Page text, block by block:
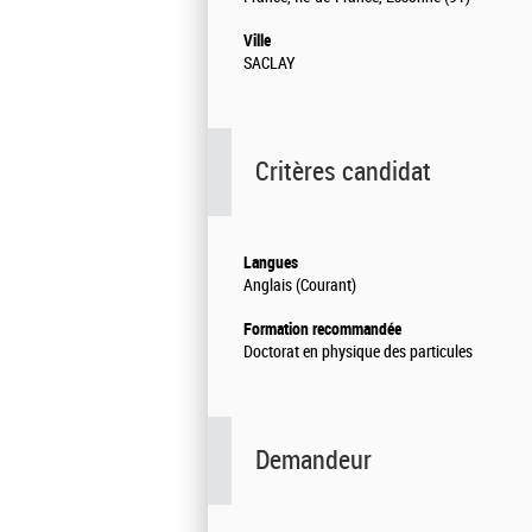
Ville
SACLAY
Critères candidat
Langues
Anglais (Courant)
Formation recommandée
Doctorat en physique des particules
Demandeur